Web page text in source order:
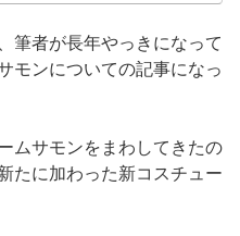
筆者が長年やっきになって
モンについての記事になっ
ムサモンをまわしてきたの
たに加わった新コスチュー